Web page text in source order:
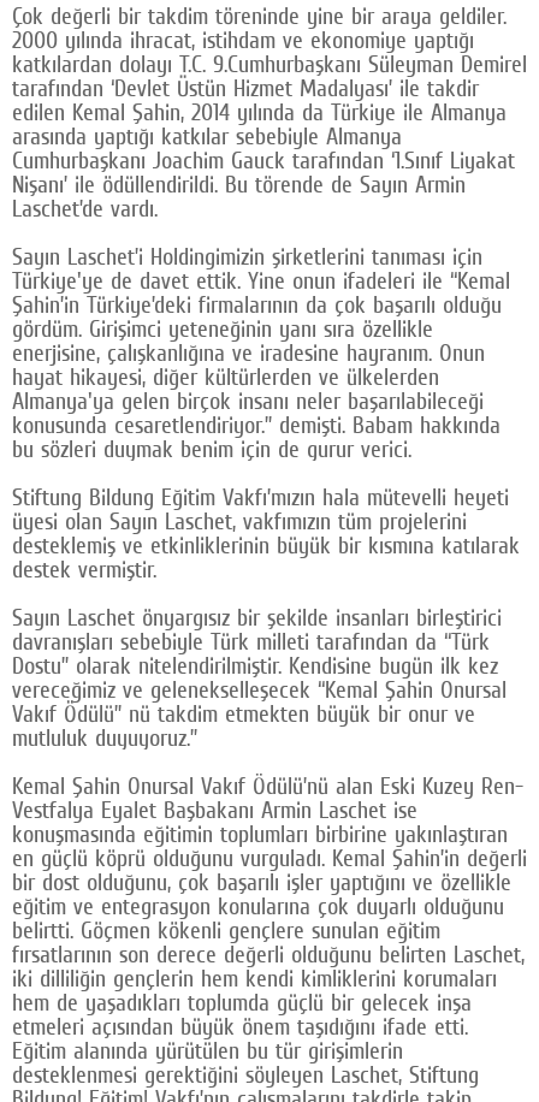
Çok değerli bir takdim töreninde yine bir araya geldiler.
2000 yılında ihracat, istihdam ve ekonomiye yaptığı
katkılardan dolayı T.C. 9.Cumhurbaşkanı Süleyman Demirel
tarafından ‘Devlet Üstün Hizmet Madalyası’ ile takdir
edilen Kemal Şahin, 2014 yılında da Türkiye ile Almanya
arasında yaptığı katkılar sebebiyle Almanya
Cumhurbaşkanı Joachim Gauck tarafından ‘1.Sınıf Liyakat
Nişanı’ ile ödüllendirildi. Bu törende de Sayın Armin
Laschet’de vardı.
Sayın Laschet’i Holdingimizin şirketlerini tanıması için
Türkiye'ye de davet ettik. Yine onun ifadeleri ile “Kemal
Şahin’in Türkiye’deki firmalarının da çok başarılı olduğu
gördüm. Girişimci yeteneğinin yanı sıra özellikle
enerjisine, çalışkanlığına ve iradesine hayranım. Onun
hayat hikayesi, diğer kültürlerden ve ülkelerden
Almanya'ya gelen birçok insanı neler başarılabileceği
konusunda cesaretlendiriyor.” demişti. Babam hakkında
bu sözleri duymak benim için de gurur verici.
Stiftung Bildung Eğitim Vakfı’mızın hala mütevelli heyeti
üyesi olan Sayın Laschet, vakfımızın tüm projelerini
desteklemiş ve etkinliklerinin büyük bir kısmına katılarak
destek vermiştir.
Sayın Laschet önyargısız bir şekilde insanları birleştirici
davranışları sebebiyle Türk milleti tarafından da “Türk
Dostu” olarak nitelendirilmiştir. Kendisine bugün ilk kez
vereceğimiz ve gelenekselleşecek “Kemal Şahin Onursal
Vakıf Ödülü” nü takdim etmekten büyük bir onur ve
mutluluk duyuyoruz.”
Kemal Şahin Onursal Vakıf Ödülü’nü alan Eski Kuzey Ren-
Vestfalya Eyalet Başbakanı Armin Laschet ise
konuşmasında eğitimin toplumları birbirine yakınlaştıran
en güçlü köprü olduğunu vurguladı. Kemal Şahin’in değerli
bir dost olduğunu, çok başarılı işler yaptığını ve özellikle
eğitim ve entegrasyon konularına çok duyarlı olduğunu
belirtti. Göçmen kökenli gençlere sunulan eğitim
fırsatlarının son derece değerli olduğunu belirten Laschet,
iki dilliliğin gençlerin hem kendi kimliklerini korumaları
hem de yaşadıkları toplumda güçlü bir gelecek inşa
etmeleri açısından büyük önem taşıdığını ifade etti.
Eğitim alanında yürütülen bu tür girişimlerin
desteklenmesi gerektiğini söyleyen Laschet, Stiftung